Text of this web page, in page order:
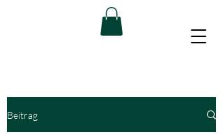
Beitrag